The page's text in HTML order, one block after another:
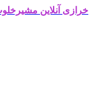
خرازی آنلاین